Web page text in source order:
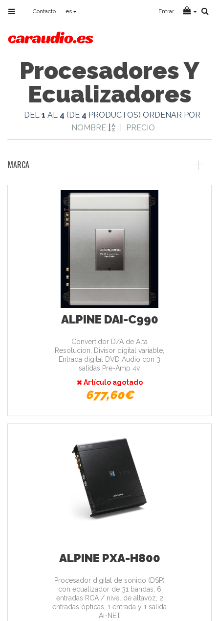
Toggle
navigation
Contacto es Entrar
Procesadores Y
Ecualizadores
DEL 1 AL 4 (DE 4 PRODUCTOS) ORDENAR POR
NOMBRE
PRECIO
MARCA
ALPINE DAI-C990
Convertidor D/A de Alta
Resolucion, Divisor digital variable,
Entrada digital DVD Audio con 3
salidas Pre-Amp 4v.
Artículo agotado
677,60€
ALPINE PXA-H800
Procesador digital de sonido (DSP)
con ecualizador de 31 bandas, 6
entradas RCA / nivel de altavoz, 2
entradas ópticas, 1 entrada y 1 salida
Ai-NET